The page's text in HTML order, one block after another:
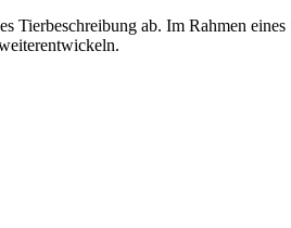
ab. Im Rahmen